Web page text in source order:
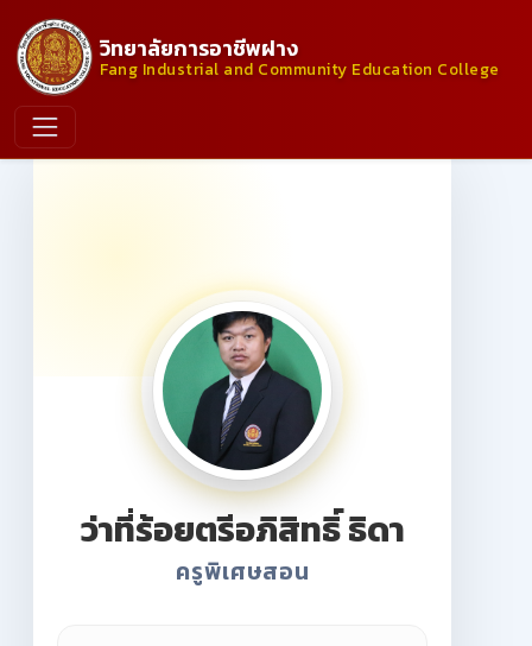
วิทยาลัยการอาชีพฝาง
Fang Industrial and Community Education College
ว่าที่ร้อยตรีอภิสิทธิ์ ธิดา
ครูพิเศษสอน